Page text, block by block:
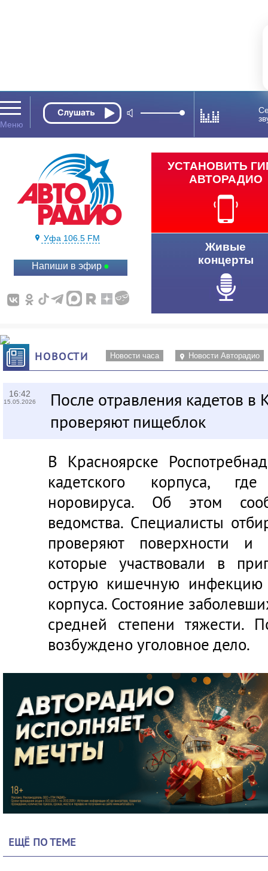
Уфа 106.5 FM
Напиши в эфир
УСТАНОВИТЬ
АВТОРАДИО
Живые
концерты
НОВОСТИ Новости часа Новости Авторадио
16:42
15.05.2026
После отравления кадетов в
проверяют пищеблок
В Красноярске
кадетского корпуса,
норовируса. Об этом
ведомства. Специалисты
проверяют поверхности и
которые участвовали в
острую кишечную
корпуса. Состояние
средней степени тяжести.
возбуждено уголовное дело.
ЕЩЁ ПО ТЕМЕ